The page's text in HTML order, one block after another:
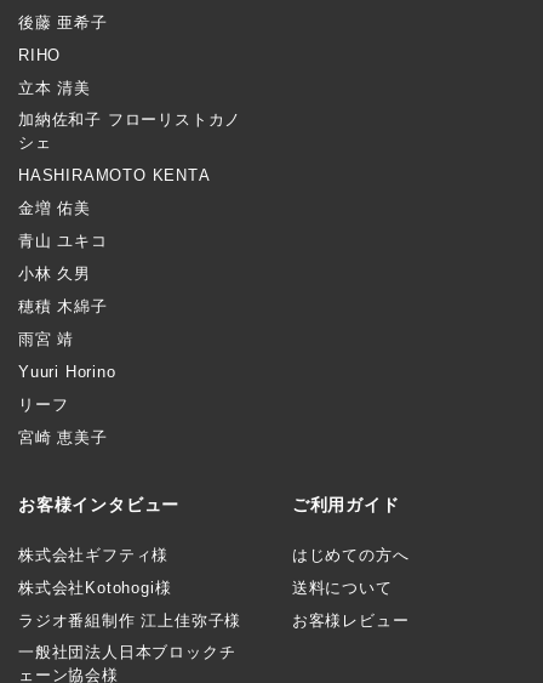
後藤 亜希子
RIHO
立本 清美
加納佐和子 フローリストカノ
シェ
HASHIRAMOTO KENTA
金増 佑美
青山 ユキコ
小林 久男
穂積 木綿子
雨宮 靖
Yuuri Horino
リーフ
宮崎 恵美子
お客様インタビュー
株式会社ギフティ様
株式会社Kotohogi様
ラジオ番組制作 江上佳弥子様
一般社団法人日本ブロックチ
ェーン協会様
ご利用ガイド
はじめての方へ
送料について
お客様レビュー